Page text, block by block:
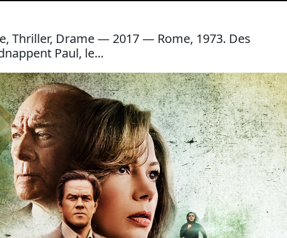
Thriller, Drame — 2017 — Rome, 1973. Des
Paul, le...